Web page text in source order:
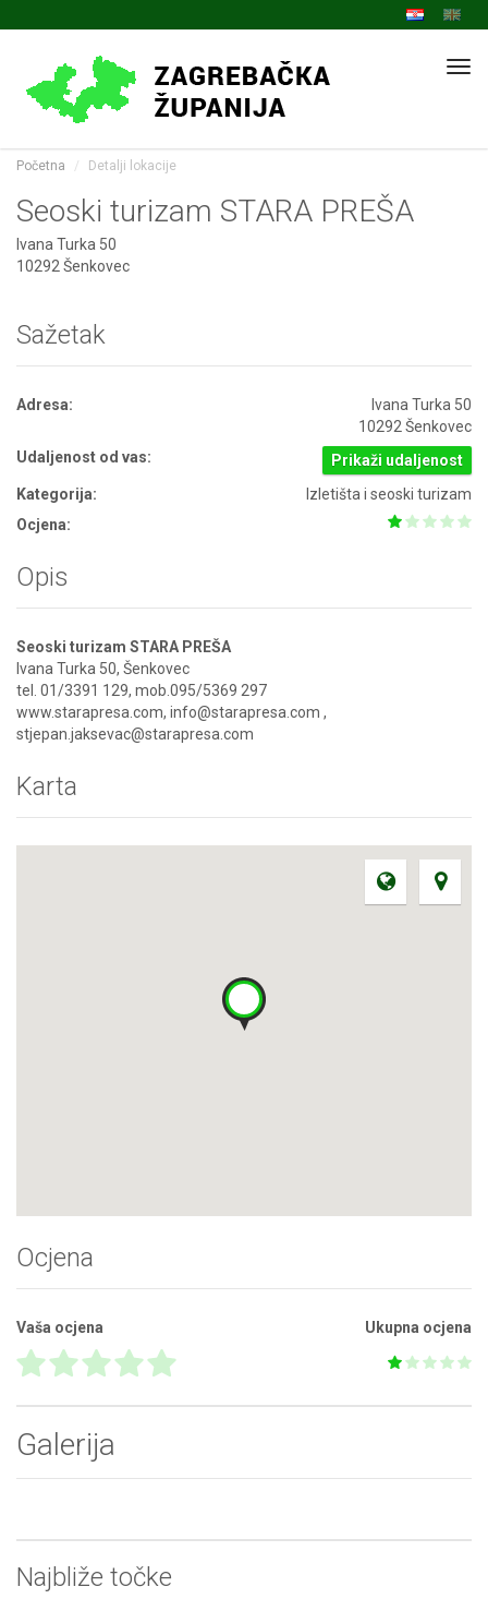
Početna Detalji lokacije
Seoski turizam STARA PREŠA
Ivana Turka 50
10292 Šenkovec
Sažetak
Adresa:
Ivana Turka 50
10292 Šenkovec
Udaljenost od vas:
Prikaži udaljenost
Kategorija:
Izletišta i seoski turizam
Ocjena:
Opis
Seoski turizam STARA PREŠA
Ivana Turka 50, Šenkovec
tel. 01/3391 129, mob.095/5369 297
www.starapresa.com, info@starapresa.com ,
stjepan.jaksevac@starapresa.com
Karta
Ocjena
Vaša ocjena Ukupna ocjena
Galerija
Najbliže točke
CWQ - RESTORAN STARA PREŠA